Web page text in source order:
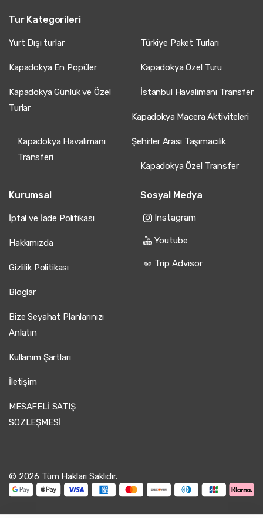
Tur Kategorileri
Yurt Dışı turlar Türkiye Paket Turları
Kapadokya En Popüler Kapadokya Özel Turu
Kapadokya Günlük ve Özel
Turlar
İstanbul Havalimanı Transfer
Kapadokya Macera Aktiviteleri
Kapadokya Havalimanı
Transferi
Şehirler Arası Taşımacılık
Kapadokya Özel Transfer
Kurumsal
İptal ve İade Politikası
Hakkımızda
Gizlilik Politikası
Bloglar
Bize Seyahat Planlarınızı
Anlatın
Kullanım Şartları
İletişim
MESAFELİ SATIŞ
SÖZLEŞMESİ
Sosyal Medya
Instagram
Youtube
Trip Advisor
© 2026 Tüm Hakları Saklıdır.